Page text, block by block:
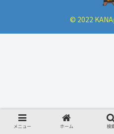
© 2022
メニュー ホーム 検